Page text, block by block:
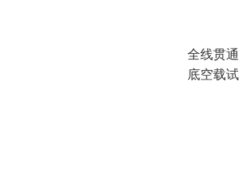
全线贯
底空载